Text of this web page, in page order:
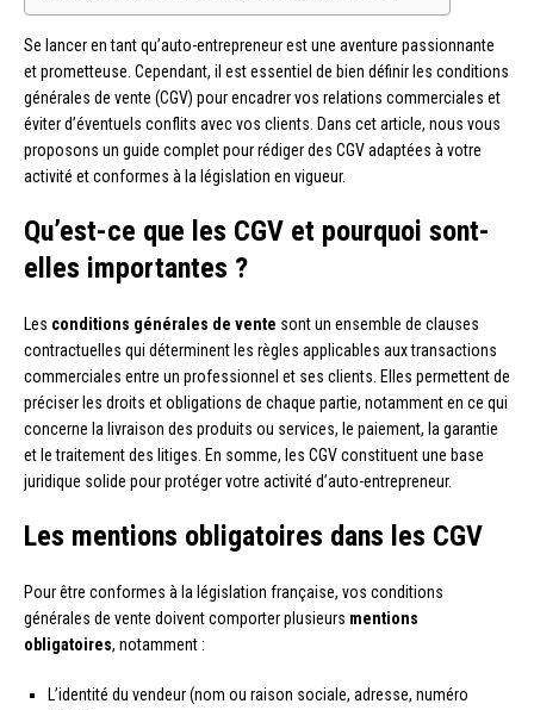
Se lancer en tant qu’auto-entrepreneur est une aventure passionnante
et prometteuse. Cependant, il est essentiel de bien définir les conditions
générales de vente (CGV) pour encadrer vos relations commerciales et
éviter d’éventuels conflits avec vos clients. Dans cet article, nous vous
proposons un guide complet pour rédiger des CGV adaptées à votre
activité et conformes à la législation en vigueur.
Qu’est-ce que les CGV et pourquoi sont-
elles importantes ?
Les conditions générales de vente sont un ensemble de clauses
contractuelles qui déterminent les règles applicables aux transactions
commerciales entre un professionnel et ses clients. Elles permettent de
préciser les droits et obligations de chaque partie, notamment en ce qui
concerne la livraison des produits ou services, le paiement, la garantie
et le traitement des litiges. En somme, les CGV constituent une base
juridique solide pour protéger votre activité d’auto-entrepreneur.
Les mentions obligatoires dans les CGV
Pour être conformes à la législation française, vos conditions
générales de vente doivent comporter plusieurs mentions
obligatoires, notamment :
L’identité du vendeur (nom ou raison sociale, adresse, numéro